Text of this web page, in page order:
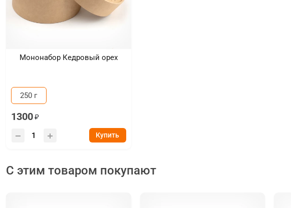
Мононабор Кедровый орех
250 г
1300
Купить
С этим товаром покупают